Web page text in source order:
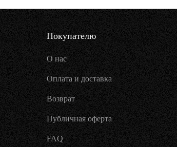
Покупателю
О нас
Оплата и доставка
Возврат
Публичная оферта
FAQ